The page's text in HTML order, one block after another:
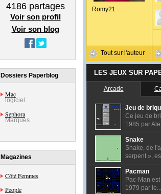
4186partages
Voir son profil
Voir son blog
Dossiers Paperblog
Mac
logiciel
Sephora
Marques
Magazines
Côté Femmes
People
Romy21
Tout sur l'auteur
LES JEUX SUR
Arcade
Jeu de
Ce jeu de
1985 par
Snake
Snake, de
serpent »,
Pacman
Pac-Man
1979 par